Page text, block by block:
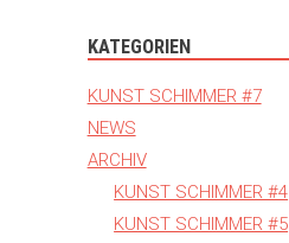
KATEGORIEN
KUNST SCHIMMER #7
NEWS
ARCHIV
KUNST SCHIMMER #4
KUNST SCHIMMER #5